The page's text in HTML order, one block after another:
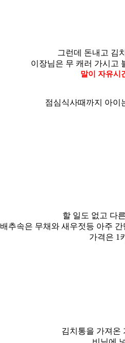
그런데 돈내고 김
이장님은 무 캐러 가시고
말이 자유시
점심식사때까지 아이
할 일도 없고 다
배추속은 무채와 새우젓등 아주
가격은 1
김치통을 가져온